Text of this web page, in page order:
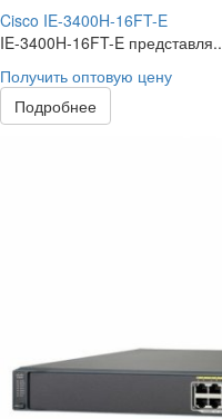
Cisco IE-3400H-16FT-E
IE-3400H-16FT-E представля..
Получить оптовую цену
Подробнее